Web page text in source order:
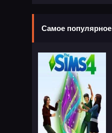
Самое популярное